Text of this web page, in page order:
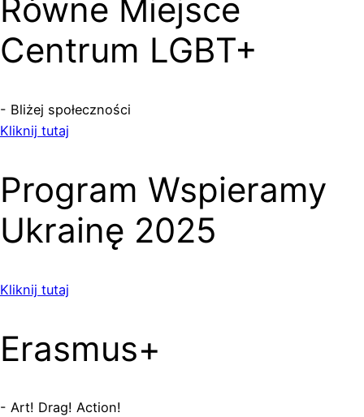
Równe Miejsce
Centrum LGBT+
- Bliżej społeczności
Kliknij tutaj
Program Wspieramy
Ukrainę 2025
Kliknij tutaj
Erasmus+
- Art! Drag! Action!